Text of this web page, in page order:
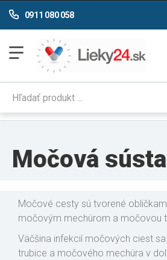
0911 080 058
Močová
Močové cesty sú tvorené
močovým mechúrom a močovou
Väčšina infekcií močových ciest
trubice a močového mechúra v